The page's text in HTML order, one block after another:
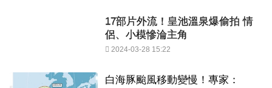
17部片外流！皇池溫泉爆偷拍 情
侶、小模慘淪主角
2024-03-28 15:22
白海豚颱風移動變慢！專家：